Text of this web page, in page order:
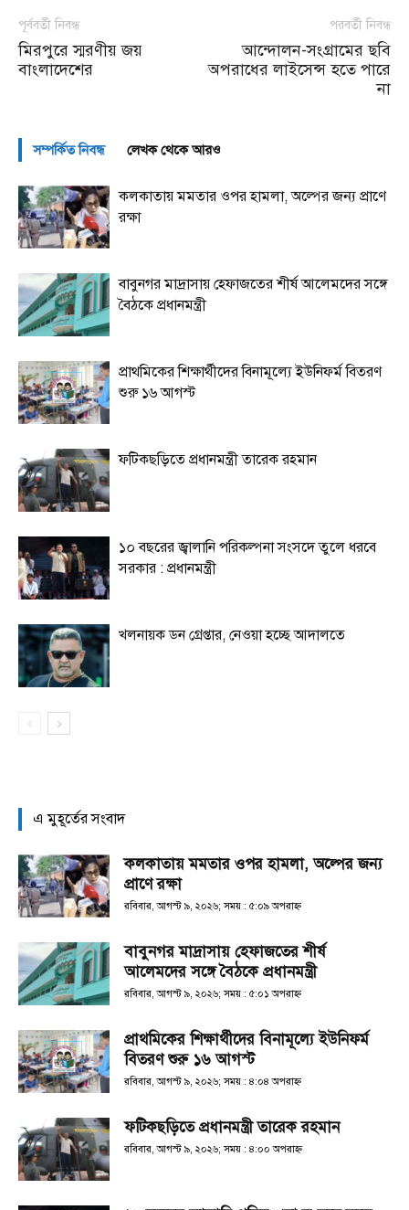
পূর্ববর্তী নিবন্ধ
মিরপুরে স্মরণীয় জয়
বাংলাদেশের
পরবর্তী নিবন্ধ
আন্দোলন-সংগ্রামের ছবি
অপরাধের লাইসেন্স হতে পারে
না
সম্পর্কিত নিবন্ধ লেখক থেকে আরও
কলকাতায় মমতার ওপর হামলা, অল্পের জন্য প্রাণে
রক্ষা
বাবুনগর মাদ্রাসায় হেফাজতের শীর্ষ আলেমদের সঙ্গে
বৈঠকে প্রধানমন্ত্রী
প্রাথমিকের শিক্ষার্থীদের বিনামূল্যে ইউনিফর্ম বিতরণ
শুরু ১৬ আগস্ট
ফটিকছড়িতে প্রধানমন্ত্রী তারেক রহমান
১০ বছরের জ্বালানি পরিকল্পনা সংসদে তুলে ধরবে
সরকার : প্রধানমন্ত্রী
খলনায়ক ডন গ্রেপ্তার, নেওয়া হচ্ছে আদালতে
এ মুহূর্তের সংবাদ
কলকাতায় মমতার ওপর হামলা, অল্পের জন্য
প্রাণে রক্ষা
রবিবার, আগস্ট ৯, ২০২৬; সময় : ৫:০৯ অপরাহ্ণ
বাবুনগর মাদ্রাসায় হেফাজতের শীর্ষ
আলেমদের সঙ্গে বৈঠকে প্রধানমন্ত্রী
রবিবার, আগস্ট ৯, ২০২৬; সময় : ৫:০১ অপরাহ্ণ
প্রাথমিকের শিক্ষার্থীদের বিনামূল্যে ইউনিফর্ম
বিতরণ শুরু ১৬ আগস্ট
রবিবার, আগস্ট ৯, ২০২৬; সময় : ৪:০৪ অপরাহ্ণ
ফটিকছড়িতে প্রধানমন্ত্রী তারেক রহমান
রবিবার, আগস্ট ৯, ২০২৬; সময় : ৪:০০ অপরাহ্ণ